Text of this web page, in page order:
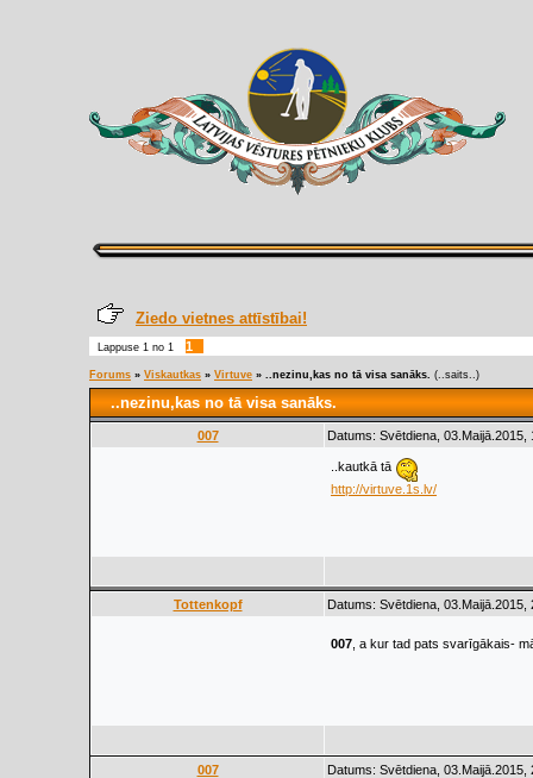
Ziedo vietnes attīstībai!
Lappuse 1 no 1 1
Forums » Viskautkas » Virtuve » ..nezinu,kas no tā visa sanāks. (..saits..)
..nezinu,kas no tā visa sanāks.
007 Datums: Svētdiena,
..kautkā tā
http://virtuve.1s.lv/
Tottenkopf Datums: Svētdiena,
007 , a kur tad pats svarīgākais-
007
Datums: Svētdiena,